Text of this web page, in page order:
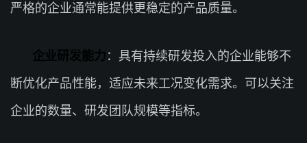
严格的企业通常能提供更稳定的产品质量。
企业研发能力：具有持续研发投入的企业能够不
断优化产品性能，适应未来工况变化需求。可以关注
企业的数量、研发团队规模等指标。